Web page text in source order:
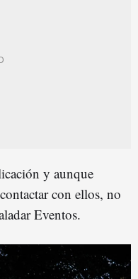
y aunque
con ellos, no
Eventos.